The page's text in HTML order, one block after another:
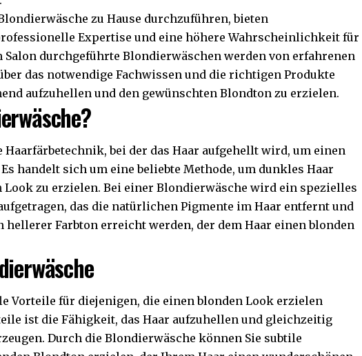
zu Hause durchzuführen, bieten
Expertise und eine höhere Wahrscheinlichkeit für
Salon durchgeführte Blondierwäschen werden von erfahrenen
das notwendige Fachwissen und die richtigen Produkte
aufzuhellen und den gewünschten Blondton zu erzielen.
bei der das Haar aufgehellt wird, um einen
handelt sich um eine beliebte Methode, um dunkles Haar
Look zu erzielen. Bei einer Blondierwäsche wird ein spezielles
das die natürlichen Pigmente im Haar entfernt und
hellerer Farbton erreicht werden, der dem Haar einen blonden
Vorteile für diejenigen, die einen blonden Look erzielen
ist die Fähigkeit, das Haar aufzuhellen und gleichzeitig
Durch die Blondierwäsche können Sie subtile